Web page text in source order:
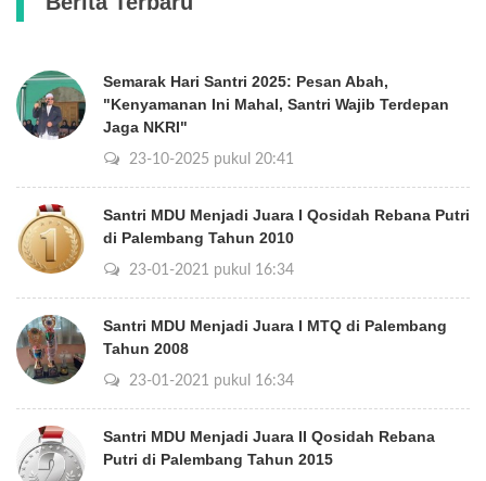
Semarak Hari Santri 2025: Pesan Abah,
"Kenyamanan Ini Mahal, Santri Wajib Terdepan
Jaga NKRI"
23-10-2025 pukul 20:41
Santri MDU Menjadi Juara I Qosidah Rebana Putri
di Palembang Tahun 2010
23-01-2021 pukul 16:34
Santri MDU Menjadi Juara I MTQ di Palembang
Tahun 2008
23-01-2021 pukul 16:34
Santri MDU Menjadi Juara II Qosidah Rebana
Putri di Palembang Tahun 2015